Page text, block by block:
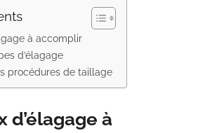
à accomplir
d’élagage
procédures de taillage
d’élagage à